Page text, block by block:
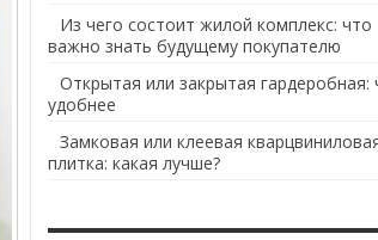
Из чего состоит жилой комплекс: что
важно знать будущему покупателю
Открытая или закрытая гардеробная:
удобнее
Замковая или клеевая
плитка: какая лучше?